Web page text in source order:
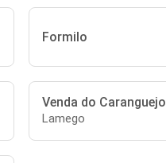
Formilo
Venda do Caranguejo
Lamego